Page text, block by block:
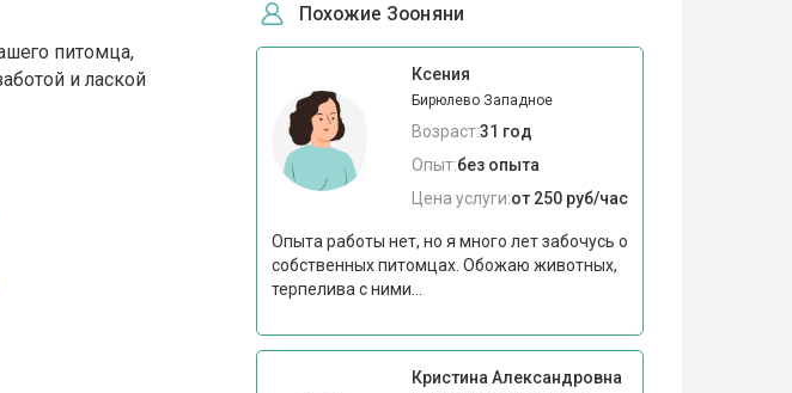
питомца,
и лаской
Похожие Зооняни
Ксения
Бирюлево Западное
Возраст:31 год
Опыт:без опыта
Цена услуги:от 250 руб/час
Опыта работы нет, но я много лет забочусь о
собственных питомцах. Обожаю животных,
терпелива с ними...
Кристина Александровна